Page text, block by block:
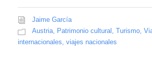
Jaime García
Austria, Patrimonio cultural , Turismo,
internacionales, viajes nacionales